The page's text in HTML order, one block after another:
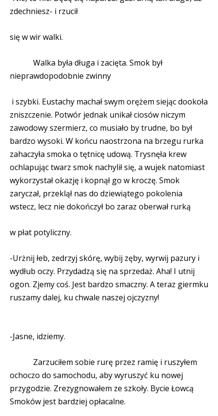
zdechniesz- i rzucił
się w wir walki.
Walka była długa i zacięta. Smok był
nieprawdopodobnie zwinny
i szybki. Eustachy machał swym orężem siejąc dookoła
zniszczenie. Potwór jednak unikał ciosów niczym
zawodowy szermierz, co musiało by trudne, bo był
bardzo wysoki. W końcu naostrzona na brzegu rurka
zahaczyła smoka o tętnicę udową. Trysnęła krew
ochlapując twarz smok nachylił się, a wujek natomiast
wykorzystał okazję i kopnął go w kroczę. Smok
zaryczał, przeklął nas do dziewiątego pokolenia
wstecz, lecz nie dokończył bo zaraz oberwał rurką
w płat potyliczny.
-Urżnij łeb, zedrzyj skórę, wybij zęby, wyrwij pazury i
wydłub oczy. Przydadzą się na sprzedaż. Aha! I utnij
ogon. Zjemy coś. Jest bardzo smaczny. A teraz giermku
ruszamy dalej, ku chwale naszej ojczyzny!
-Jasne, idziemy.
Zarzuciłem sobie rurę przez ramię i ruszyłem
ochoczo do samochodu, aby wyruszyć ku nowej
przygodzie. Zrezygnowałem ze szkoły. Bycie Łowcą
Smoków jest bardziej opłacalne.